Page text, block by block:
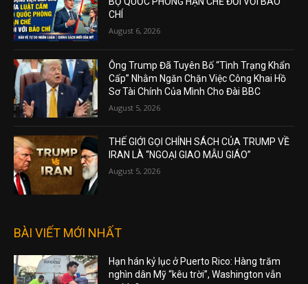
CHÍ
August 6, 2026
Ông Trump Đã Tuyên Bố “Tình Trạng Khẩn
Cấp” Nhằm Ngăn Chặn Việc Công Khai Hồ
Sơ Tài Chính Của Mình Cho Đài BBC
August 5, 2026
THẾ GIỚI GỌI CHÍNH SÁCH CỦA TRUMP VỀ
IRAN LÀ “NGOẠI GIAO MẪU GIÁO”
August 5, 2026
BÀI VIẾT MỚI NHẤT
Hạn hán kỷ lục ở Puerto Rico: Hàng trăm
nghìn dân Mỹ “kêu trời”, Washington vẫn